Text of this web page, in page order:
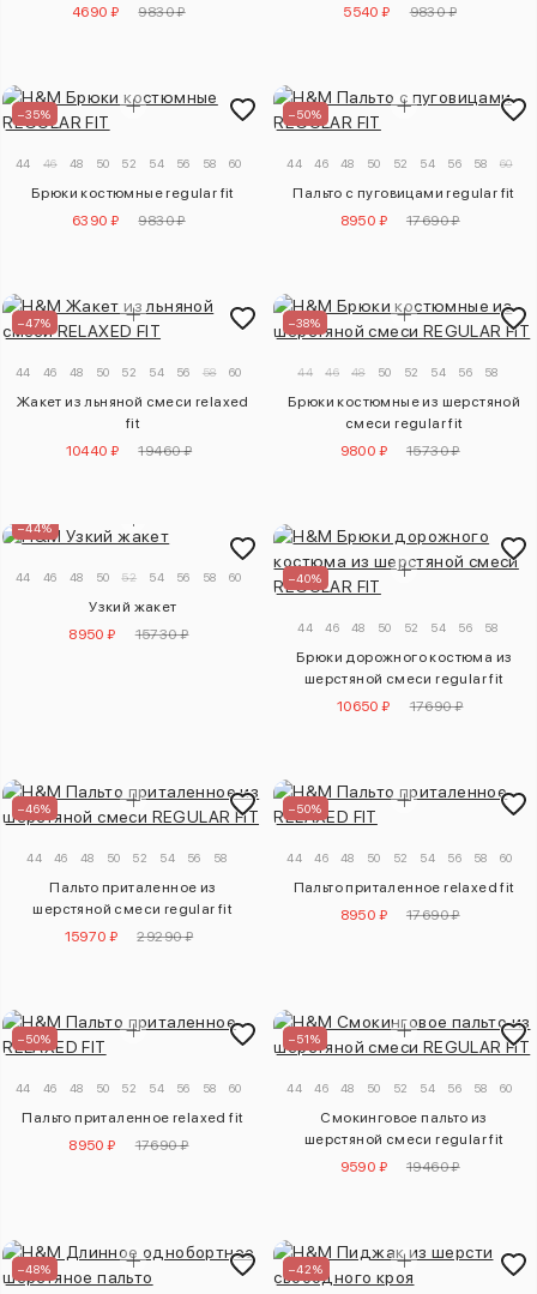
4690 ₽
9830 ₽
5540 ₽
9830 ₽
–35%
44 46 48 50 52 54 56 58 60
Брюки костюмные regular fit
6390 ₽
9830 ₽
–50%
44 46 48 50 52 54 56 58 60
Пальто с пуговицами regular fit
8950 ₽
17690 ₽
–47%
44 46 48 50 52 54 56 58 60
Жакет из льняной смеси relaxed
fit
10440 ₽
19460 ₽
–38%
44 46 48 50 52 54 56 58
Брюки костюмные из шерстяной
смеси regular fit
9800 ₽
15730 ₽
–44%
44 46 48 50 52 54 56 58 60
Узкий жакет
8950 ₽
15730 ₽
–40%
44 46 48 50 52 54 56 58
Брюки дорожного костюма из
шерстяной смеси regular fit
10650 ₽
17690 ₽
–46%
44 46 48 50 52 54 56 58
Пальто приталенное из
шерстяной смеси regular fit
15970 ₽
29290 ₽
–50%
44 46 48 50 52 54 56 58 60
Пальто приталенное relaxed fit
8950 ₽
17690 ₽
–50%
44 46 48 50 52 54 56 58 60
Пальто приталенное relaxed fit
8950 ₽
17690 ₽
–51%
44 46 48 50 52 54 56 58 60
Смокинговое пальто из
шерстяной смеси regular fit
9590 ₽
19460 ₽
–48% –42%